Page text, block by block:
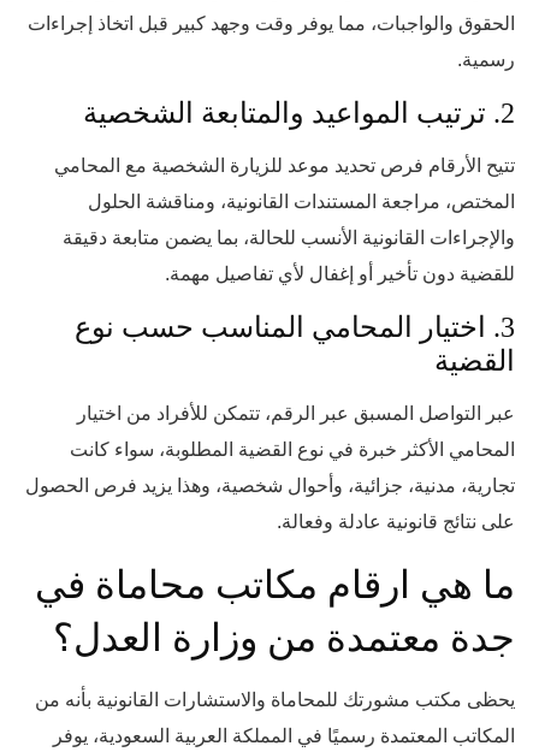
الحقوق والواجبات، مما يوفر وقت وجهد كبير قبل اتخاذ إجراءات
رسمية.
2. ترتيب المواعيد والمتابعة الشخصية
تتيح الأرقام فرص تحديد موعد للزيارة الشخصية مع المحامي
المختص، مراجعة المستندات القانونية، ومناقشة الحلول
والإجراءات القانونية الأنسب للحالة، بما يضمن متابعة دقيقة
للقضية دون تأخير أو إغفال لأي تفاصيل مهمة.
3. اختيار المحامي المناسب حسب نوع
القضية
عبر التواصل المسبق عبر الرقم، تتمكن للأفراد من اختيار
المحامي الأكثر خبرة في نوع القضية المطلوبة، سواء كانت
تجارية، مدنية، جزائية، وأحوال شخصية، وهذا يزيد فرص الحصول
على نتائج قانونية عادلة وفعالة.
ما هي ارقام مكاتب محاماة في
جدة معتمدة من وزارة العدل؟
يحظى مكتب مشورتك للمحاماة والاستشارات القانونية بأنه من
المكاتب المعتمدة رسميًا في المملكة العربية السعودية، يوفر